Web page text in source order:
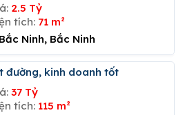
2.5 Tỷ
tích: 71 m²
Ninh, Bắc Ninh
đường, kinh doanh tốt
37 Tỷ
tích: 115 m²